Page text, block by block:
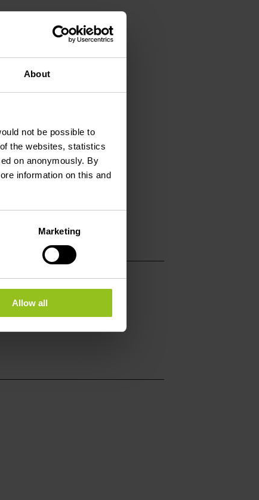
About
not be possible to
the websites, statistics
on anonymously. By
information on this and
Marketing
Allow all